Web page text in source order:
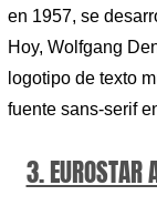
en 1957, se
Hoy, Wolfgang
logotipo de texto
fuente sans-serif
3. EUROSTAR